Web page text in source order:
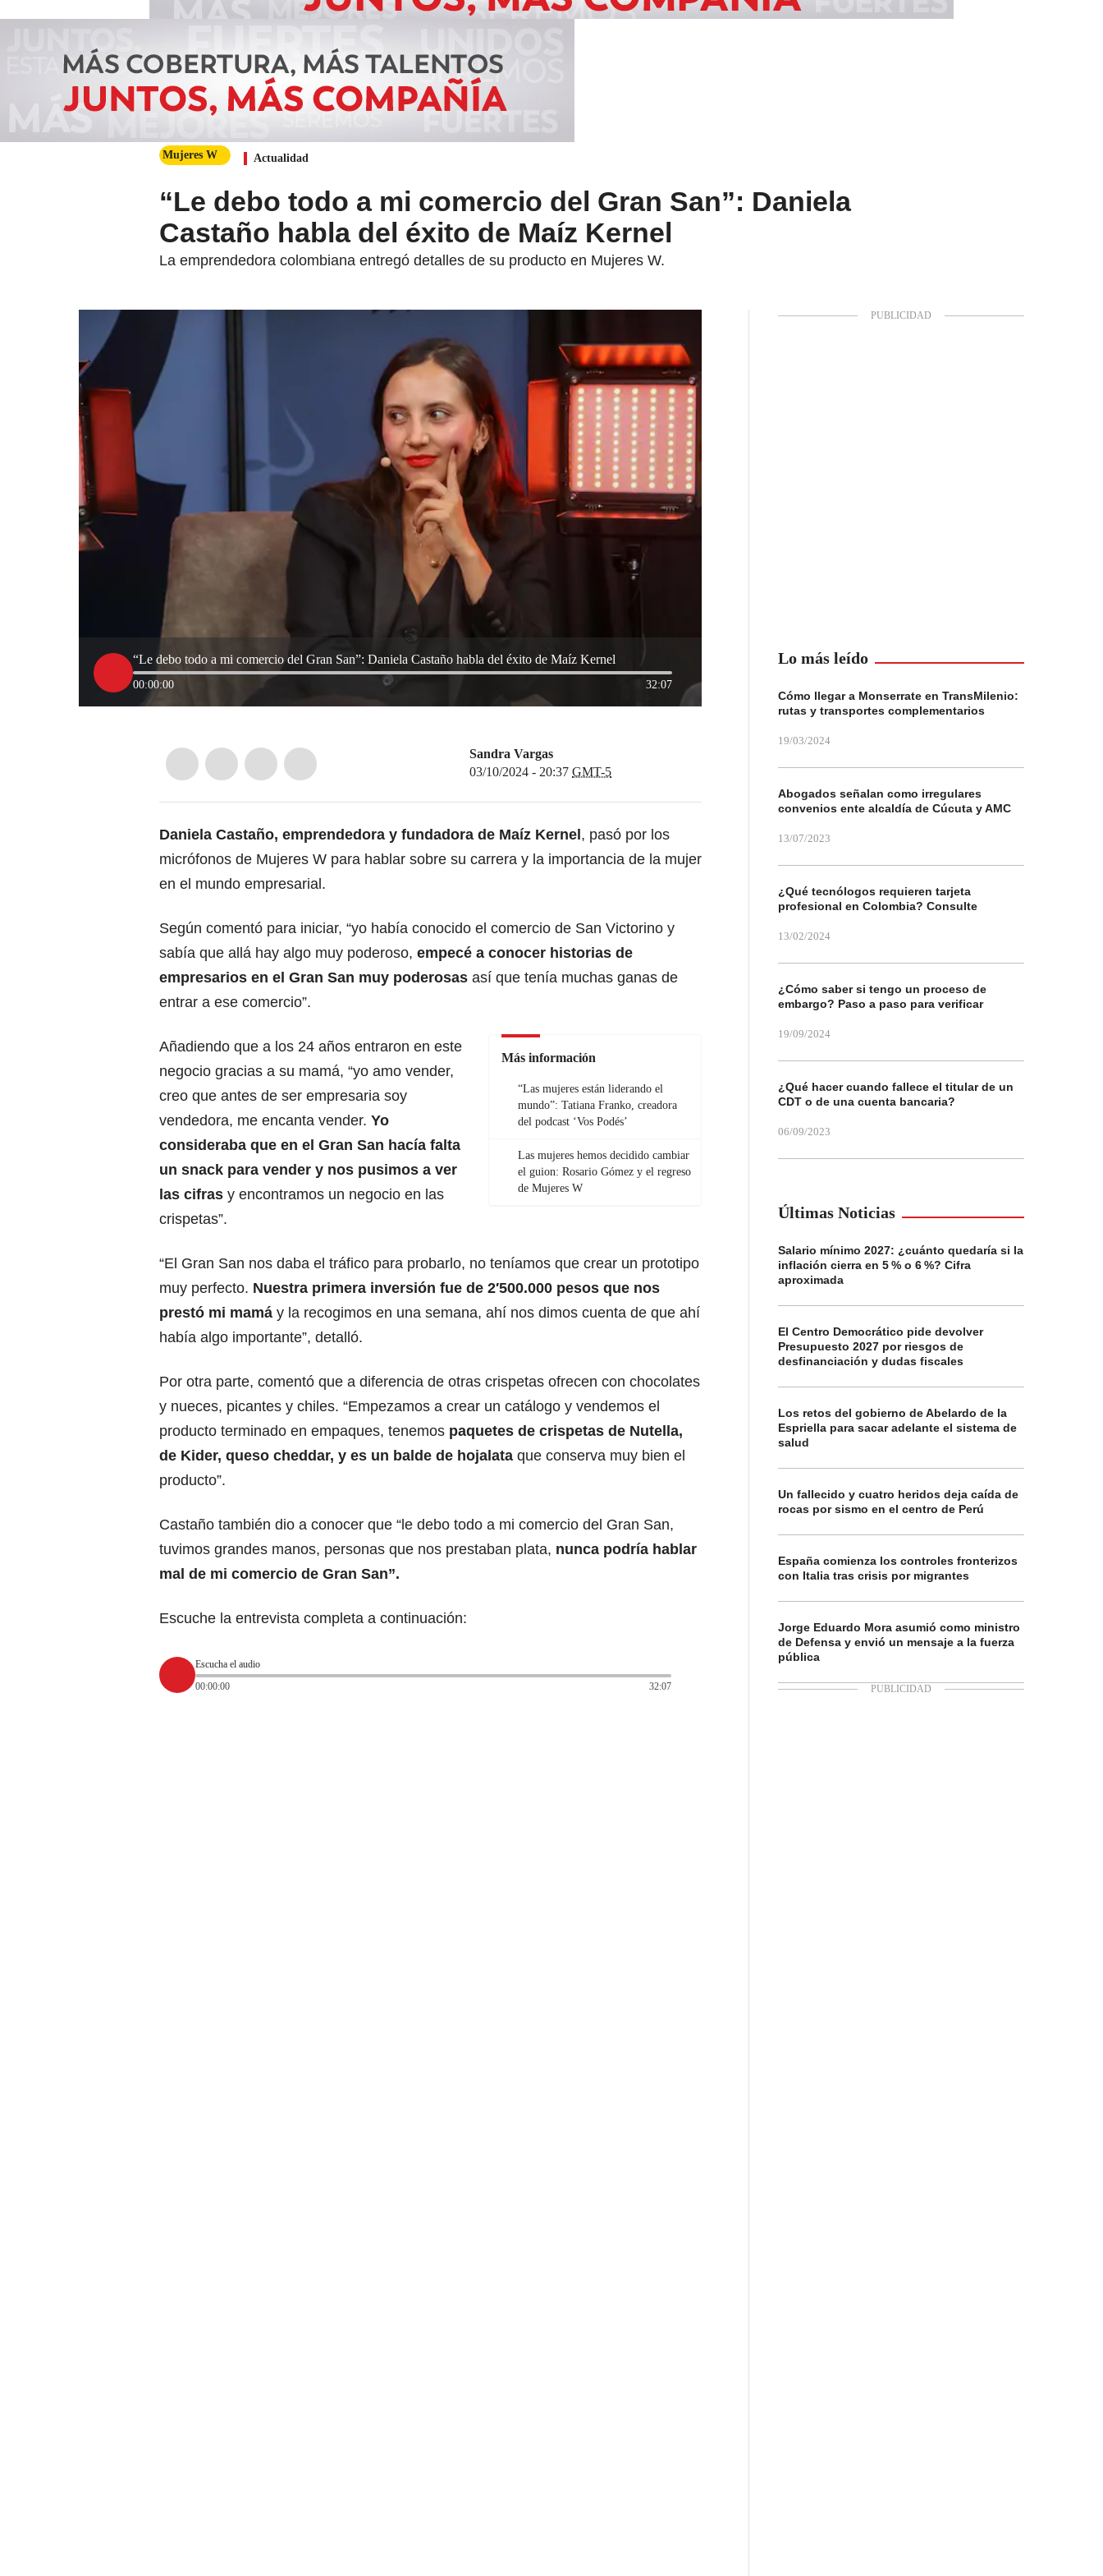
Mujeres W Actualidad
“Le debo todo a mi comercio del Gran San”: Daniela
Castaño habla del éxito de Maíz Kernel
La emprendedora colombiana entregó detalles de su producto en Mujeres W.
“Le debo todo a mi comercio del Gran San”: Daniela Castaño habla del éxito de Maíz Kernel
00:00:00 32:07
Sandra Vargas
03/10/2024 - 20:37 GMT-5
Daniela Castaño, emprendedora y fundadora de Maíz Kernel , pasó por los
micrófonos de Mujeres W para hablar sobre su carrera y la importancia de la mujer
en el mundo empresarial.
Según comentó para iniciar, “yo había conocido el comercio de San Victorino y
sabía que allá hay algo muy poderoso, empecé a conocer historias de
empresarios en el Gran San muy poderosas así que tenía muchas ganas de
entrar a ese comercio”.
Más información
“Las mujeres están liderando el
mundo”: Tatiana Franko, creadora
del podcast ‘Vos Podés’
Las mujeres hemos decidido cambiar
el guion: Rosario Gómez y el regreso
de Mujeres W
Añadiendo que a los 24 años entraron en este
negocio gracias a su mamá, “yo amo vender,
creo que antes de ser empresaria soy
vendedora, me encanta vender. Yo
consideraba que en el Gran San hacía falta
un snack para vender y nos pusimos a ver
las cifras y encontramos un negocio en las
crispetas”.
“El Gran San nos daba el tráfico para probarlo, no teníamos que crear un prototipo
muy perfecto. Nuestra primera inversión fue de 2′500.000 pesos que nos
prestó mi mamá y la recogimos en una semana, ahí nos dimos cuenta de que ahí
había algo importante”, detalló.
Por otra parte, comentó que a diferencia de otras crispetas ofrecen con chocolates
y nueces, picantes y chiles. “Empezamos a crear un catálogo y vendemos el
producto terminado en empaques, tenemos paquetes de crispetas de Nutella,
de Kider, queso cheddar, y es un balde de hojalata que conserva muy bien el
producto”.
Castaño también dio a conocer que “le debo todo a mi comercio del Gran San,
tuvimos grandes manos, personas que nos prestaban plata, nunca podría hablar
mal de mi comercio de Gran San”.
Escuche la entrevista completa a continuación:
Escucha el audio
00:00:00
32:07
Lo más leído
Cómo llegar a Monserrate en TransMilenio:
rutas y transportes complementarios
19/03/2024
Abogados señalan como irregulares
convenios ente alcaldía de Cúcuta y AMC
13/07/2023
¿Qué tecnólogos requieren tarjeta
profesional en Colombia? Consulte
13/02/2024
¿Cómo saber si tengo un proceso de
embargo? Paso a paso para verificar
19/09/2024
¿Qué hacer cuando fallece el titular de un
CDT o de una cuenta bancaria?
06/09/2023
Últimas Noticias
Salario mínimo 2027: ¿cuánto quedaría si la
inflación cierra en 5 % o 6 %? Cifra
aproximada
El Centro Democrático pide devolver
Presupuesto 2027 por riesgos de
desfinanciación y dudas fiscales
Los retos del gobierno de Abelardo de la
Espriella para sacar adelante el sistema de
salud
Un fallecido y cuatro heridos deja caída de
rocas por sismo en el centro de Perú
España comienza los controles fronterizos
con Italia tras crisis por migrantes
Jorge Eduardo Mora asumió como ministro
de Defensa y envió un mensaje a la fuerza
pública